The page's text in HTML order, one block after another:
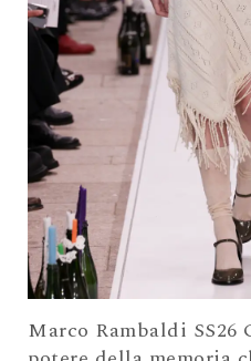
Marco Rambaldi